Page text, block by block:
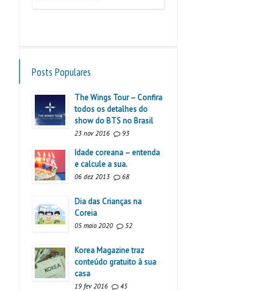
Posts Populares
The Wings Tour – Confira
todos os detalhes do
show do BTS no Brasil
23 nov 2016 93
Idade coreana – entenda
e calcule a sua.
06 dez 2013 68
Dia das Crianças na
Coreia
05 maio 2020 52
Korea Magazine traz
conteúdo gratuito à sua
casa
19 fev 2016 45